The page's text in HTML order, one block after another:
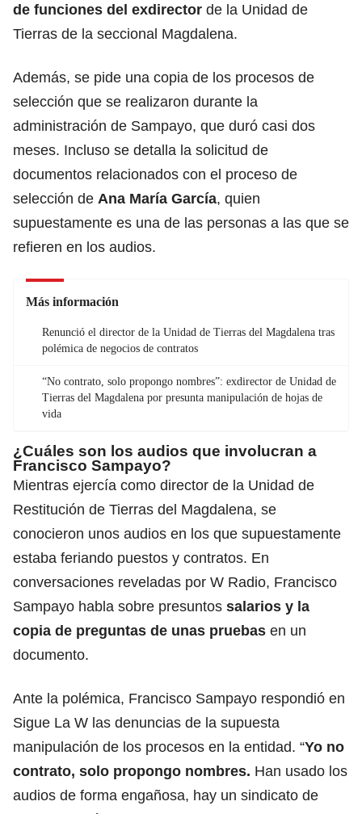
de funciones del exdirector de la Unidad de
Tierras de la seccional Magdalena.
Además, se pide una copia de los procesos de
selección que se realizaron durante la
administración de Sampayo, que duró casi dos
meses. Incluso se detalla la solicitud de
documentos relacionados con el proceso de
selección de Ana María García, quien
supuestamente es una de las personas a las que se
refieren en los audios.
Más información
Renunció el director de la Unidad de Tierras del Magdalena tras
polémica de negocios de contratos
“No contrato, solo propongo nombres”: exdirector de Unidad de
Tierras del Magdalena por presunta manipulación de hojas de
vida
¿Cuáles son los audios que involucran a
Francisco Sampayo?
Mientras ejercía como director de la Unidad de
Restitución de Tierras del Magdalena, se
conocieron unos audios en los que supuestamente
estaba feriando puestos y contratos. En
conversaciones reveladas por W Radio, Francisco
Sampayo habla sobre presuntos salarios y la
copia de preguntas de unas pruebas en un
documento.
Ante la polémica, Francisco Sampayo respondió en
Sigue La W las denuncias de la supuesta
manipulación de los procesos en la entidad. “Yo no
contrato, solo propongo nombres. Han usado los
audios de forma engañosa, hay un sindicato de